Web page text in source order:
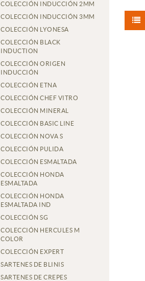
COLECCIÓN INDUCCIÓN 2MM
COLECCIÓN INDUCCIÓN 3MM
COLECCIÓN LYONESA
COLECCIÓN BLACK
INDUCTION
COLECCIÓN ORIGEN
INDUCCIÓN
COLECCIÓN ETNA
COLECCIÓN CHEF VITRO
COLECCIÓN MINERAL
COLECCIÓN BASIC LINE
COLECCIÓN NOVA S
COLECCIÓN PULIDA
COLECCIÓN ESMALTADA
COLECCIÓN HONDA
ESMALTADA
COLECCIÓN HONDA
ESMALTADA IND
COLECCIÓN SG
COLECCIÓN HERCULES M
COLOR
COLECCIÓN EXPERT
SARTENES DE BLINIS
SARTENES DE CREPES